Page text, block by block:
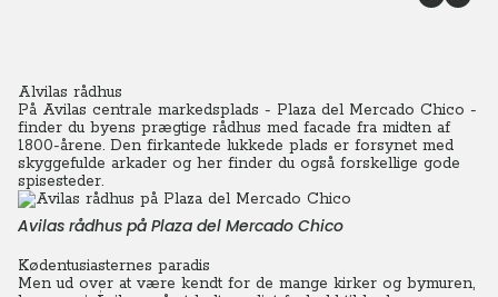
Alvilas rådhus
På Avilas centrale markedsplads - Plaza del Mercado Chico -
finder du byens prægtige rådhus med facade fra midten af
1800-årene. Den firkantede lukkede plads er forsynet med
skyggefulde arkader og her finder du også forskellige gode
spisesteder.
Avilas rådhus på Plaza del Mercado Chico
Kødentusiasternes paradis
Men ud over at være kendt for de mange kirker og bymuren,